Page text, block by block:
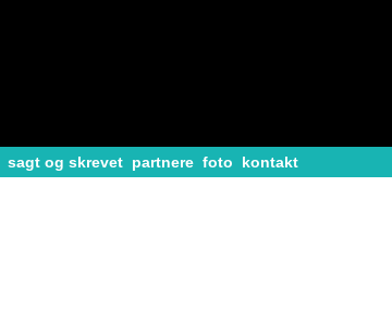
sagt og skrevet partnere foto kontakt